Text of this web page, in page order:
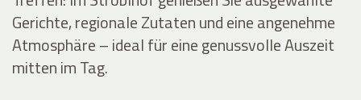
Gerichte, regionale Zutaten und eine angenehme
Atmosphäre – ideal für eine genussvolle Auszeit
mitten im Tag.